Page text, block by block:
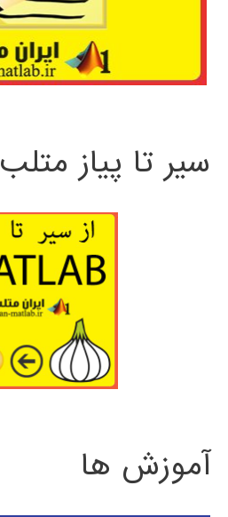
سیر تا پیاز متلب MATLAB
آموزش ها